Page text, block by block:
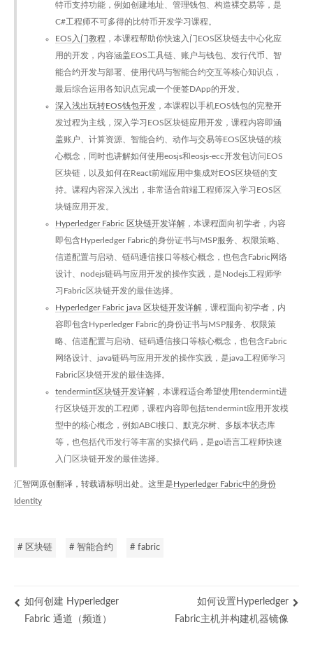
特币支持功能，例如创建地址、管理钱包、构造裸交易等，是
C#工程师不可多得的比特币开发学习课程。
EOS入门教程 ，本课程帮助你快速入门EOS区块链去中心化应
用的开发，内容涵盖EOS工具链、账户与钱包、发行代币、智
能合约开发与部署、使用代码与智能合约交互等核心知识点，
最后综合运用各知识点完成一个便签DApp的开发。
深入浅出玩转EOS钱包开发 ，本课程以手机EOS钱包的完整开
发过程为主线，深入学习EOS区块链应用开发，课程内容即涵
盖账户、计算资源、智能合约、动作与交易等EOS区块链的核
心概念，同时也讲解如何使用eosjs和eosjs-ecc开发包访问EOS
区块链，以及如何在React前端应用中集成对EOS区块链的支
持。课程内容深入浅出，非常适合前端工程师深入学习EOS区
块链应用开发。
Hyperledger Fabric 区块链开发详解 ，本课程面向初学者，内容
即包含Hyperledger Fabric的身份证书与MSP服务、权限策略、
信道配置与启动、链码通信接口等核心概念，也包含Fabric网络
设计、nodejs链码与应用开发的操作实践，是Nodejs工程师学
习Fabric区块链开发的最佳选择。
Hyperledger Fabric java 区块链开发详解 ，课程面向初学者，内
容即包含Hyperledger Fabric的身份证书与MSP服务、权限策
略、信道配置与启动、链码通信接口等核心概念，也包含Fabric
网络设计、java链码与应用开发的操作实践，是java工程师学习
Fabric区块链开发的最佳选择。
tendermint区块链开发详解 ，本课程适合希望使用tendermint进
行区块链开发的工程师，课程内容即包括tendermint应用开发模
型中的核心概念，例如ABCI接口、默克尔树、多版本状态库
等，也包括代币发行等丰富的实操代码，是go语言工程师快速
入门区块链开发的最佳选择。
汇智网原创翻译，转载请标明出处。这里是 Hyperledger Fabric中的身份
Identity
# 区块链 # 智能合约 # fabric
如何创建 Hyperledger
Fabric 通道（频道）
如何设置Hyperledger
Fabric主机并构建机器镜像